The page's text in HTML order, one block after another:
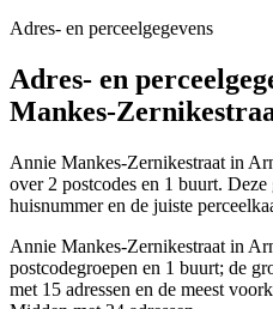
Adres- en perceelgegevens
Adres- en
Mankes-
Annie Mankes-Zernikestraat in
over 2 postcodes en 1 buurt.
huisnummer en de juiste
Annie Mankes-Zernikestraat in
postcodegroepen en 1 buurt; de
met 15 adressen en de meest